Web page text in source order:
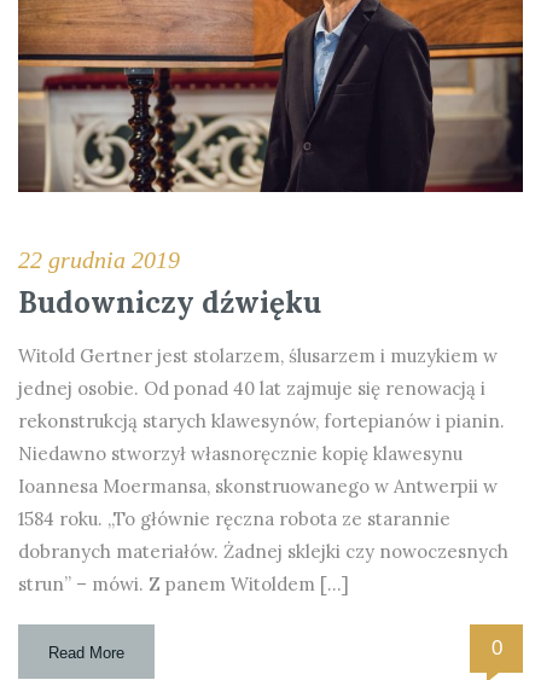
22 grudnia 2019
Budowniczy dźwięku
Witold Gertner jest stolarzem, ślusarzem i muzykiem w
jednej osobie. Od ponad 40 lat zajmuje się renowacją i
rekonstrukcją starych klawesynów, fortepianów i pianin.
Niedawno stworzył własnoręcznie kopię klawesynu
Ioannesa Moermansa, skonstruowanego w Antwerpii w
1584 roku. „To głównie ręczna robota ze starannie
dobranych materiałów. Żadnej sklejki czy nowoczesnych
strun” – mówi. Z panem Witoldem […]
Read More 0